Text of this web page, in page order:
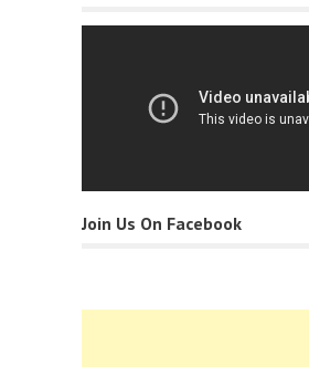
Join Us On Facebook